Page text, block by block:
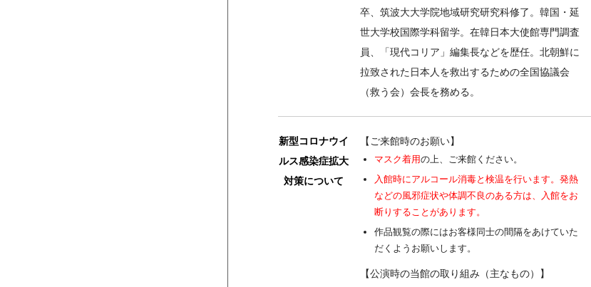
卒、筑波大大学院地域研究研究科修了。韓国・延
世大学校国際学科留学。在韓日本大使館専門調査
員、「現代コリア」編集長などを歴任。北朝鮮に
拉致された日本人を救出するための全国協議会
（救う会）会長を務める。
新型コロナウイ
ルス感染症拡大
対策について
【ご来館時のお願い】
マスク着用の上、ご来館ください。
入館時にアルコール消毒と検温を行います。発熱
などの風邪症状や体調不良のある方は、入館をお
断りすることがあります。
作品観覧の際にはお客様同士の間隔をあけていた
だくようお願いします。
【公演時の当館の取り組み（主なもの）】